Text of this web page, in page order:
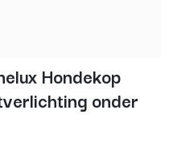
Hondekop
onder